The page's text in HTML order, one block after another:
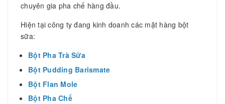
chuyên gia pha chế hàng đầu.
Hiện tại công ty đang kinh doanh các mặt hàng bột
sữa:
Bột Pha Trà Sữa
Bột Pudding Barismate
Bột Flan Mole
Bột Pha Chế